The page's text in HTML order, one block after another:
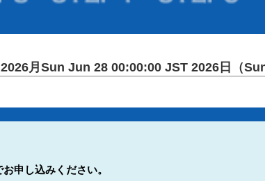
月Sun Jun 28 00:00:00 JST 2026日（
申し込みください。